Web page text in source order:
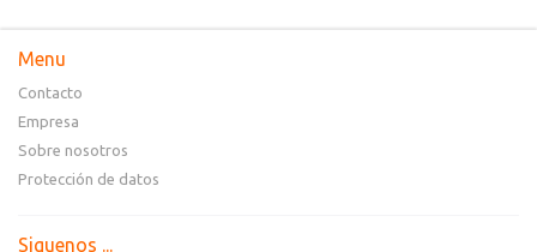
Menu
Contacto
Empresa
Sobre nosotros
Protección de datos
Siguenos ...